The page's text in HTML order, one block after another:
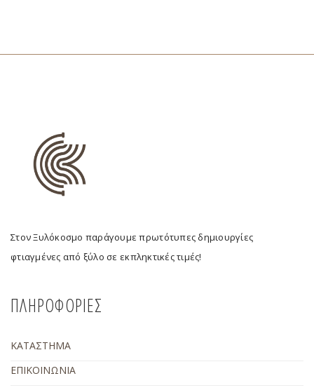
Στον Ξυλόκοσμο παράγουμε πρωτότυπες δημιουργίες
φτιαγμένες από ξύλο σε εκπληκτικές τιμές!
ΠΛΗΡΟΦΟΡΙΕΣ
ΚΑΤΑΣΤΗΜΑ
ΕΠΙΚΟΙΝΩΝΙΑ